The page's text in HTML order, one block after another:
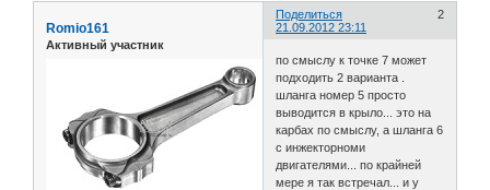
Поделиться
2
21.09.2012 23:11
Romio161
Активный участник
по смыслу к точке 7 может
подходить 2 варианта .
шланга номер 5 просто
выводится в крыло... это на
карбах по смыслу, а шланга 6
с инжекторноми
двигателями... по крайней
мере я так встречал... и у